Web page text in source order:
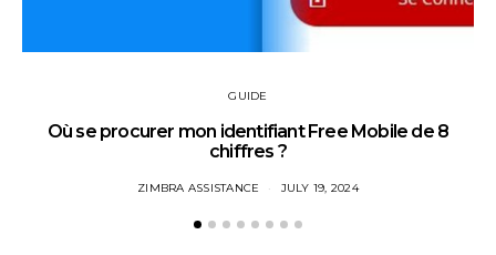
GUIDE
Où se procurer mon identifiant Free Mobile de 8
chiffres ?
ZIMBRA ASSISTANCE JULY 19, 2024